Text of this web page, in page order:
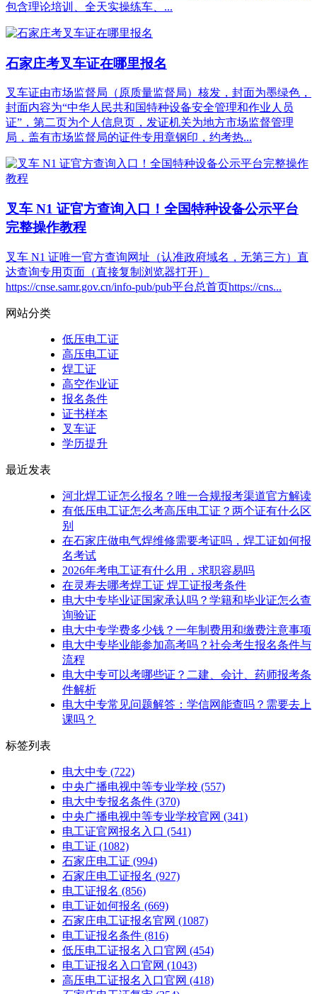
包含理论培训、全天实操练车、...
石家庄考叉车证在哪里报名
叉车证由市场监督局（原质量监督局）核发，封面为墨绿色，
封面内容为“中华人民共和国特种设备安全管理和作业人员
证”，第二页为个人信息页，发证机关为地方市场监督管理
局，盖有市场监督局的证件专用章钢印，约考热...
叉车 N1 证官方查询入口！全国特种设备公示平台
完整操作教程
叉车 N1 证唯一官方查询网址（认准政府域名，无第三方）直
达查询专用页面（直接复制浏览器打开）
https://cnse.samr.gov.cn/info-pub/pub平台总首页https://cns...
网站分类
低压电工证
高压电工证
焊工证
高空作业证
报名条件
证书样本
叉车证
学历提升
最近发表
河北焊工证怎么报名？唯一合规报考渠道官方解读
有低压电工证怎么考高压电工证？两个证有什么区
别
在石家庄做电气焊维修需要考证吗，焊工证如何报
名考试
2026年考电工证有什么用，求职容易吗
在灵寿去哪考焊工证 焊工证报考条件
电大中专毕业证国家承认吗？学籍和毕业证怎么查
询验证
电大中专学费多少钱？一年制费用和缴费注意事项
电大中专毕业能参加高考吗？社会考生报名条件与
流程
电大中专可以考哪些证？二建、会计、药师报考条
件解析
电大中专常见问题解答：学信网能查吗？需要去上
课吗？
标签列表
电大中专 (722)
中央广播电视中等专业学校 (557)
电大中专报名条件 (370)
中央广播电视中等专业学校官网 (341)
电工证官网报名入口 (541)
电工证 (1082)
石家庄电工证 (994)
石家庄电工证报名 (927)
电工证报名 (856)
电工证如何报名 (669)
石家庄电工证报名官网 (1087)
电工证报名条件 (816)
低压电工证报名入口官网 (454)
电工证报名入口官网 (1043)
高压电工证报名入口官网 (418)